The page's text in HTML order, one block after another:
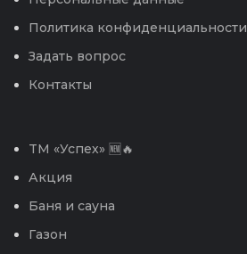
Политика конфиденциальности
Задать вопрос
Контакты
TM «Успех» 🆕🔥
Акция
Баня и сауна
Газон